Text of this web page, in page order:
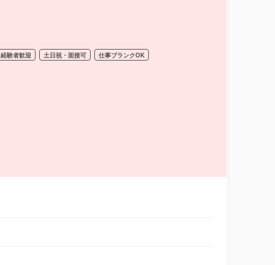
経験者歓迎 土日祝・面接可 仕事ブランクOK